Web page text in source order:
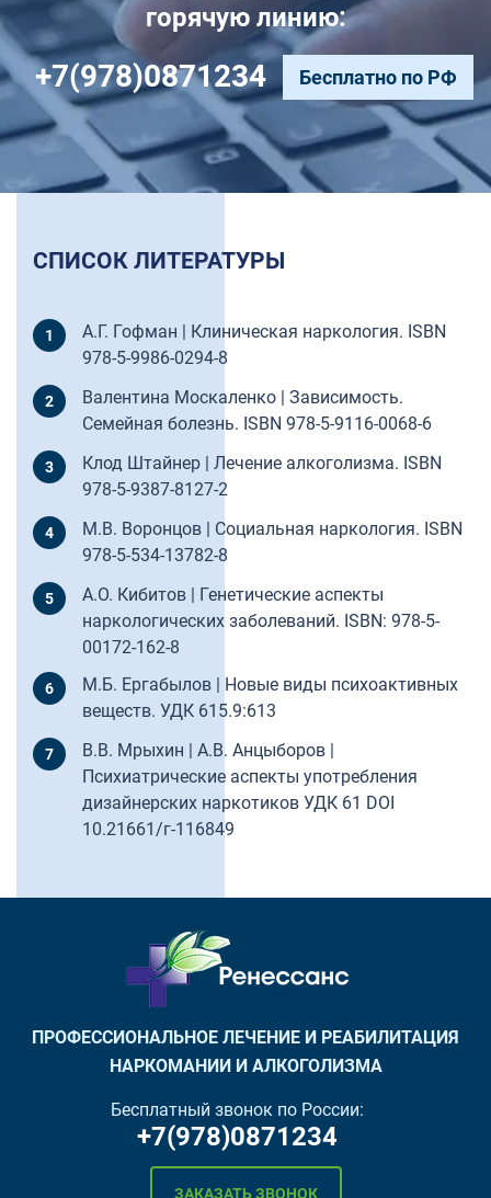
горячую линию:
+7(978)0871234 Бесплатно по РФ
СПИСОК ЛИТЕРАТУРЫ
А.Г. Гофман | Клиническая наркология. ISBN
978-5-9986-0294-8
Валентина Москаленко | Зависимость.
Семейная болезнь. ISBN 978-5-9116-0068-6
Клод Штайнер | Лечение алкоголизма. ISBN
978-5-9387-8127-2
М.В. Воронцов | Социальная наркология. ISBN
978-5-534-13782-8
А.О. Кибитов | Генетические аспекты
наркологических заболеваний. ISBN: 978-5-
00172-162-8
М.Б. Ергабылов | Новые виды психоактивных
веществ. УДК 615.9:613
В.В. Мрыхин | А.В. Анцыборов |
Психиатрические аспекты употребления
дизайнерских наркотиков УДК 61 DOI
10.21661/г-116849
ПРОФЕССИОНАЛЬНОЕ ЛЕЧЕНИЕ И РЕАБИЛИТАЦИЯ
НАРКОМАНИИ И АЛКОГОЛИЗМА
Бесплатный звонок по России:
+7(978)0871234
ЗАКАЗАТЬ ЗВОНОК